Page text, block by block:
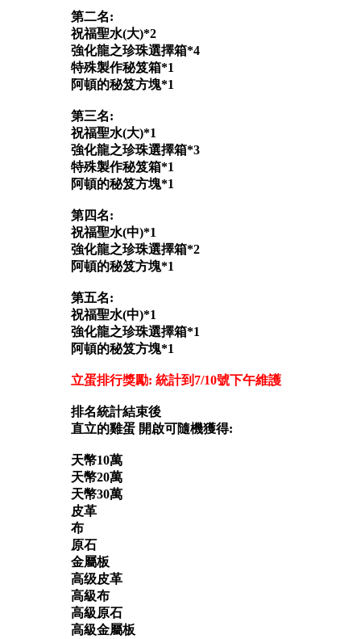
第二名:
祝福聖水(大)*2
強化龍之珍珠選擇箱*4
特殊製作秘笈箱*1
阿頓的秘笈方塊*1
第三名:
祝福聖水(大)*1
強化龍之珍珠選擇箱*3
特殊製作秘笈箱*1
阿頓的秘笈方塊*1
第四名:
祝福聖水(中)*1
強化龍之珍珠選擇箱*2
阿頓的秘笈方塊*1
第五名:
祝福聖水(中)*1
強化龍之珍珠選擇箱*1
阿頓的秘笈方塊*1
立蛋排行獎勵: 統計到7/10號下午維護
排名統計結束後
直立的雞蛋 開啟可隨機獲得:
天幣10萬
天幣20萬
天幣30萬
皮革
布
原石
金屬板
高级皮革
高級布
高級原石
高級金屬板